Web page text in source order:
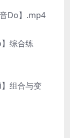
Do】.mp4
综合练
组合与变